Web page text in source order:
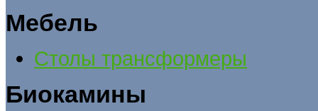
Мебель
Столы трансформеры
Биокамины